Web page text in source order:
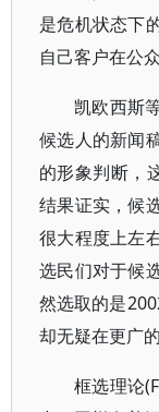
是危机状态下
自己客户在公
凯欧西斯
候选人的新闻
的形象判断，
结果证实，候
很大程度上左
选民们对于候
然选取的是
却无疑在更广
框选理论